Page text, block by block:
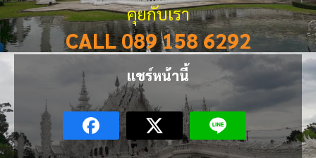
คุยกับเรา
CALL 089 158 6292
แชร์หน้านี้